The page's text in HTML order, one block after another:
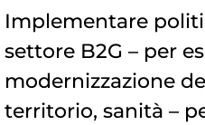
Implementare
settore B2G – per
modernizzazione
territorio, sanità –